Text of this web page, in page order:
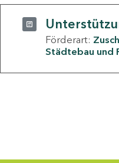
Förderart:
Städtebau und